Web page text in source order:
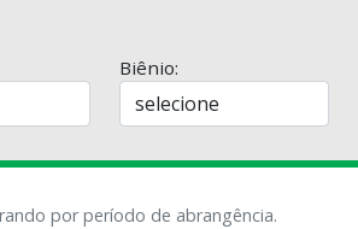
Biênio:
por período de abrangência.